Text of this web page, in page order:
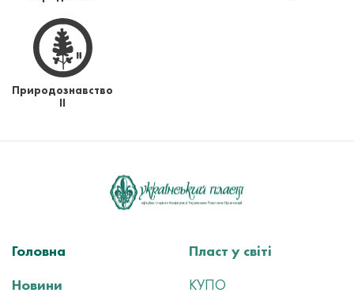
Природознавство
ІІ
Головна
Новини
Пласт у світі
КУПО